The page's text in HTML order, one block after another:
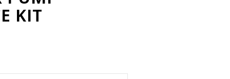
KIT